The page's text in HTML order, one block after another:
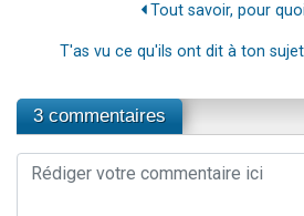
Tout savoir, pour
T'as vu ce qu'ils ont dit à ton
3 commentaires